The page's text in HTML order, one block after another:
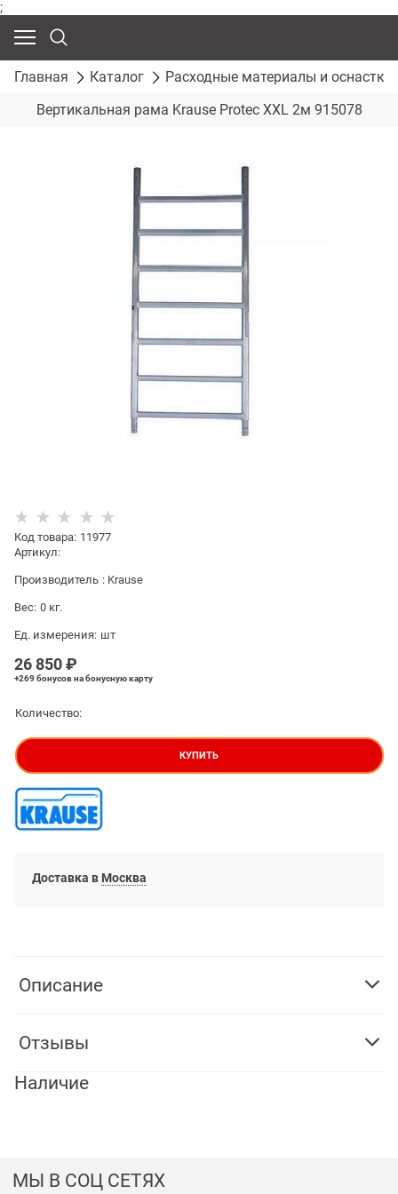
;
Главная Каталог
Расходные материалы и оснастка
Вертикальная рама Krause Protec XXL 2м 915078
Код товара: 11977
Артикул:
Производитель : Krause
Вес: 0 кг.
Ед. измерения: шт
26 850 ₽
+269 бонусовна бонусную карту
Количество:
КУПИТЬ
Доставка в Москва
Описание
Отзывы
Наличие
МЫ В СОЦ СЕТЯХ